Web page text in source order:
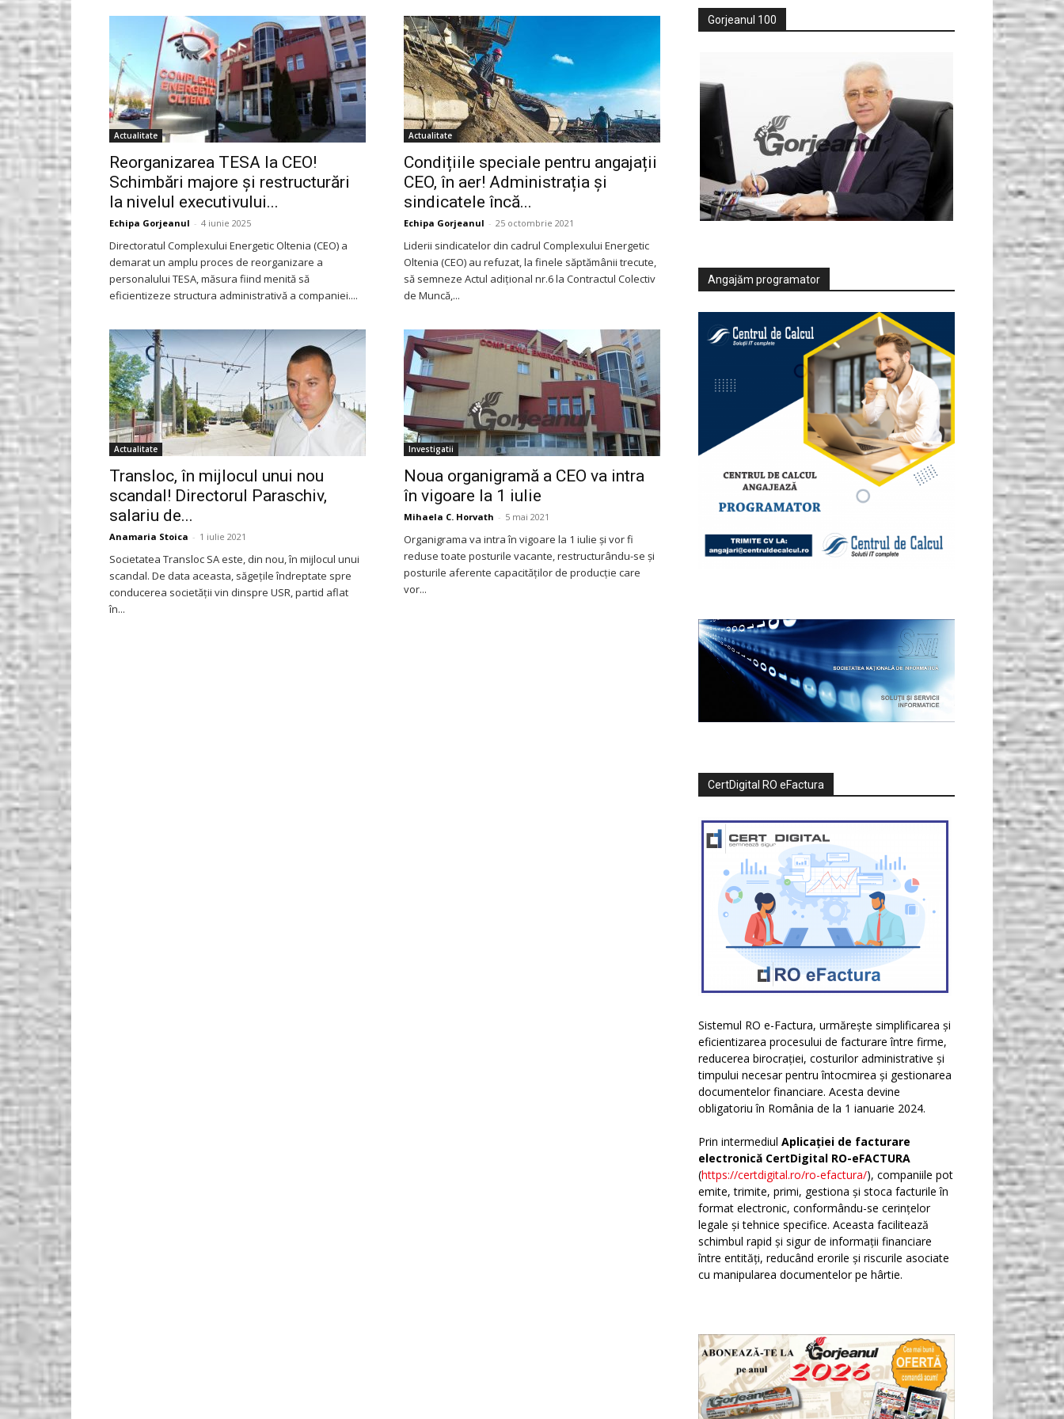
Gorjeanul.ro
Actualitate
Reorganizarea TESA la CEO!
Schimbări majore și restructurări
la nivelul executivului...
Echipa Gorjeanul - 4 iunie 2025
Directoratul Complexului Energetic Oltenia (CEO) a
demarat un amplu proces de reorganizare a
personalului TESA, măsura fiind menită să
eficientizeze structura administrativă a companiei....
Actualitate
Condițiile speciale pentru angajații
CEO, în aer! Administrația și
sindicatele încă...
Echipa Gorjeanul - 25 octombrie 2021
Liderii sindicatelor din cadrul Complexului Energetic
Oltenia (CEO) au refuzat, la finele săptămânii trecute,
să semneze Actul adițional nr.6 la Contractul Colectiv
de Muncă,...
Actualitate
Transloc, în mijlocul unui nou
scandal! Directorul Paraschiv,
salariu de...
Anamaria Stoica - 1 iulie 2021
Societatea Transloc SA este, din nou, în mijlocul unui
scandal. De data aceasta, săgețile îndreptate spre
conducerea societății vin dinspre USR, partid aflat
în...
Investigatii
Noua organigramă a CEO va intra
în vigoare la 1 iulie
Mihaela C. Horvath - 5 mai 2021
Organigrama va intra în vigoare la 1 iulie şi vor fi
reduse toate posturile vacante, restructurându-se şi
posturile aferente capacităților de producţie care
vor...
Gorjeanul 100
Angajăm programator
CertDigital RO eFactura
Sistemul RO e-Factura, urmărește simplificarea și
eficientizarea procesului de facturare între firme,
reducerea birocrației, costurilor administrative și
timpului necesar pentru întocmirea și gestionarea
documentelor financiare. Acesta devine
obligatoriu în România de la 1 ianuarie 2024.
Prin intermediul Aplicației de facturare
electronică CertDigital RO-eFACTURA
(https://certdigital.ro/ro-efactura/), companiile pot
emite, trimite, primi, gestiona și stoca facturile în
format electronic, conformându-se cerințelor
legale și tehnice specifice. Aceasta facilitează
schimbul rapid și sigur de informații financiare
între entități, reducând erorile și riscurile asociate
cu manipularea documentelor pe hârtie.